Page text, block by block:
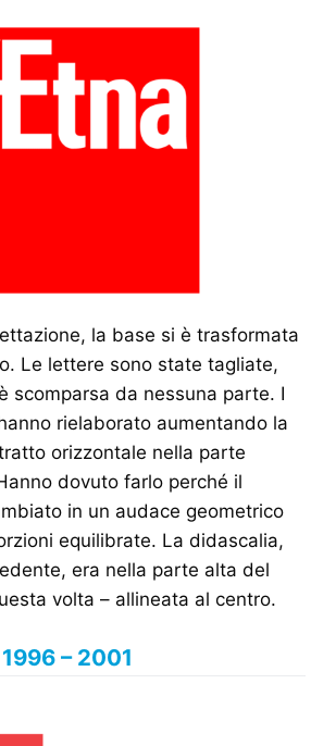
la base si è trasformata
Le lettere sono state tagliate,
scomparsa da nessuna parte. I
rielaborato aumentando la
orizzontale nella parte
dovuto farlo perché il
in un audace geometrico
equilibrate. La didascalia,
era nella parte alta del
volta – allineata al centro.
1996 – 2001